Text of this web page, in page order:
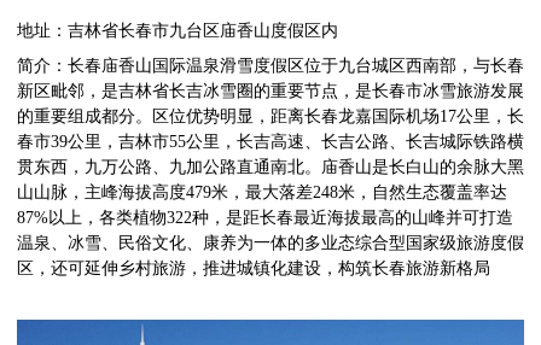
地址：吉林省长春市九台区庙香山度假区内
简介：长春庙香山国际温泉滑雪度假区位于九台城区西南部，与长春
新区毗邻，是吉林省长吉冰雪圈的重要节点，是长春市冰雪旅游发展
的重要组成都分。区位优势明显，距离长春龙嘉国际机场17公里，长
春市39公里，吉林市55公里，长吉高速、长吉公路、长吉城际铁路横
贯东西，九万公路、九加公路直通南北。庙香山是长白山的余脉大黑
山山脉，主峰海拔高度479米，最大落差248米，自然生态覆盖率达
87%以上，各类植物322种，是距长春最近海拔最高的山峰并可打造
温泉、冰雪、民俗文化、康养为一体的多业态综合型国家级旅游度假
区，还可延伸乡村旅游，推进城镇化建设，构筑长春旅游新格局